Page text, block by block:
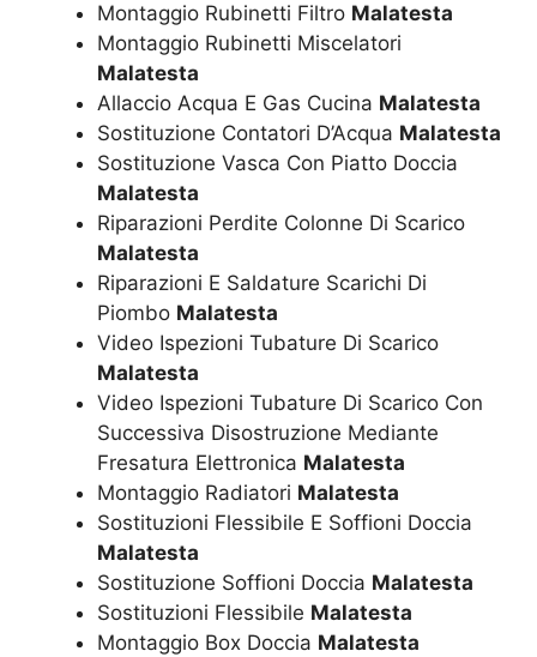
Montaggio Rubinetti Filtro Malatesta
Montaggio Rubinetti Miscelatori
Malatesta
Allaccio Acqua E Gas Cucina Malatesta
Sostituzione Contatori D’Acqua Malatesta
Sostituzione Vasca Con Piatto Doccia
Malatesta
Riparazioni Perdite Colonne Di Scarico
Malatesta
Riparazioni E Saldature Scarichi Di
Piombo Malatesta
Video Ispezioni Tubature Di Scarico
Malatesta
Video Ispezioni Tubature Di Scarico Con
Successiva Disostruzione Mediante
Fresatura Elettronica Malatesta
Montaggio Radiatori Malatesta
Sostituzioni Flessibile E Soffioni Doccia
Malatesta
Sostituzione Soffioni Doccia Malatesta
Sostituzioni Flessibile Malatesta
Montaggio Box Doccia Malatesta